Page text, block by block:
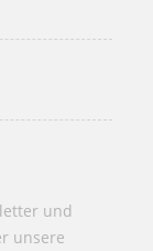
und
unsere